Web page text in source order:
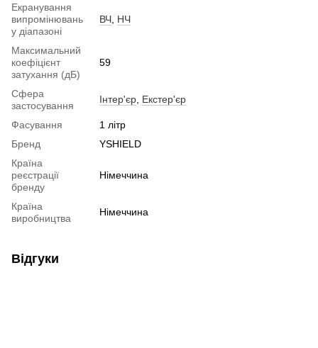
Екранування
випромінювань
у діапазоні
ВЧ НЧ
Максимальний
коефіцієнт
затухання (дБ)
59
Сфера
застосування
Інтер'єр Екстер'єр
Фасування
1 літр
Бренд
YSHIELD
Країна
реєстрації
бренду
Німеччина
Країна
виробництва
Німеччина
Відгуки